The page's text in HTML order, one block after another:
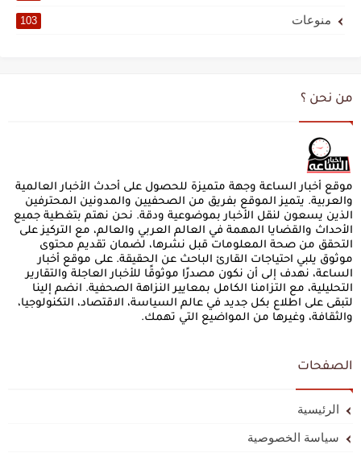
منوعات 103
من نحن ؟
موقع أخبار الساعة وجهة متميزة للحصول على أحدث الأخبار العالمية
والعربية. يتميز الموقع بفريق من الصحفيين والمدونين المحترفين
الذين يسعون لنقل الأخبار بموضوعية ودقة. نحن نهتم بتغطية جميع
الأحداث والقضايا المهمة في العالم العربي والعالم، مع التركيز على
التحقق من صحة المعلومات قبل نشرها، لضمان تقديم محتوى
موثوق يلبي احتياجات القارئ الباحث عن الحقيقة. على موقع أخبار
الساعة، نهدف إلى أن نكون مصدرًا موثوقًا للأخبار العاجلة والتقارير
التحليلية، مع التزامنا الكامل بمعايير النزاهة الصحفية. انضم إلينا
لتبقى على اطلاع بكل جديد في عالم السياسة، الاقتصاد، التكنولوجيا،
والثقافة، وغيرها من المواضيع التي تهمك.
الصفحات
الرئيسية
سياسة الخصوصية